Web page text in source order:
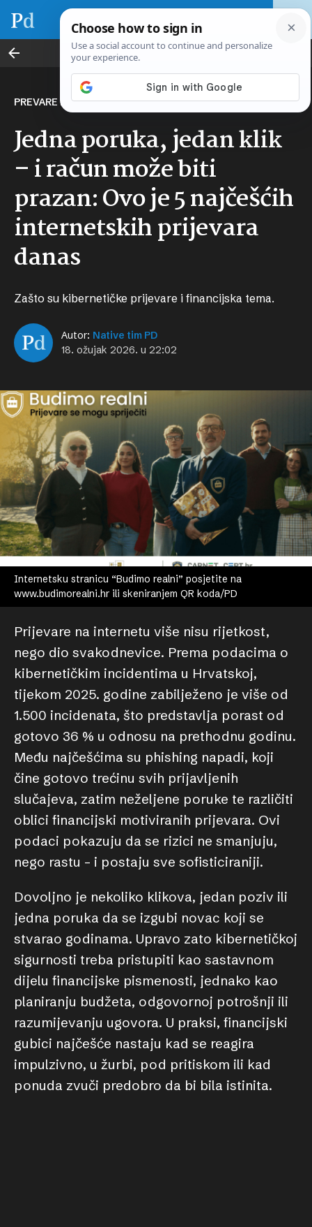
Svijet novca
PREVARE NA INTERNETU
Jedna poruka, jedan klik
– i račun može biti
prazan: Ovo je 5 najčešćih
internetskih prijevara
danas
Zašto su kibernetičke prijevare i financijska tema.
Autor: Native tim PD
18. ožujak 2026. u 22:02
Internetsku stranicu “Budimo realni” posjetite na
www.budimorealni.hr ili skeniranjem QR koda/PD
Prijevare na internetu više nisu rijetkost,
nego dio svakodnevice. Prema podacima o
kibernetičkim incidentima u Hrvatskoj,
tijekom 2025. godine zabilježeno je više od
1.500 incidenata, što predstavlja porast od
gotovo 36 % u odnosu na prethodnu godinu.
Među najčešćima su phishing napadi, koji
čine gotovo trećinu svih prijavljenih
slučajeva, zatim neželjene poruke te različiti
oblici financijski motiviranih prijevara. Ovi
podaci pokazuju da se rizici ne smanjuju,
nego rastu – i postaju sve sofisticiraniji.
Dovoljno je nekoliko klikova, jedan poziv ili
jedna poruka da se izgubi novac koji se
stvarao godinama. Upravo zato kibernetičkoj
sigurnosti treba pristupiti kao sastavnom
dijelu financijske pismenosti, jednako kao
planiranju budžeta, odgovornoj potrošnji ili
razumijevanju ugovora. U praksi, financijski
gubici najčešće nastaju kad se reagira
impulzivno, u žurbi, pod pritiskom ili kad
ponuda zvuči predobro da bi bila istinita.